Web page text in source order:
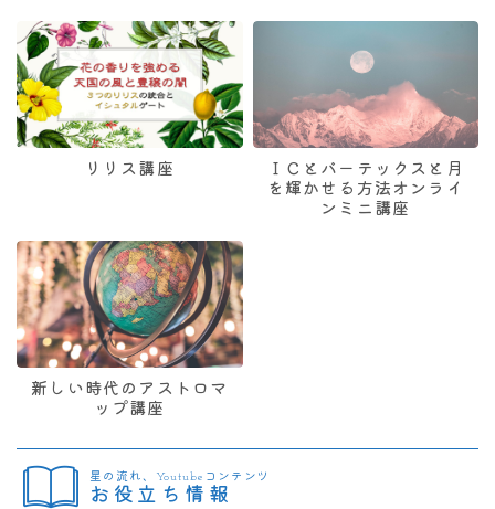
リリス講座
ＩＣとバーテックスと月
を輝かせる方法オンライ
ンミニ講座
新しい時代のアストロマ
ップ講座
星の流れ、Youtubeコンテンツ
お役立ち情報